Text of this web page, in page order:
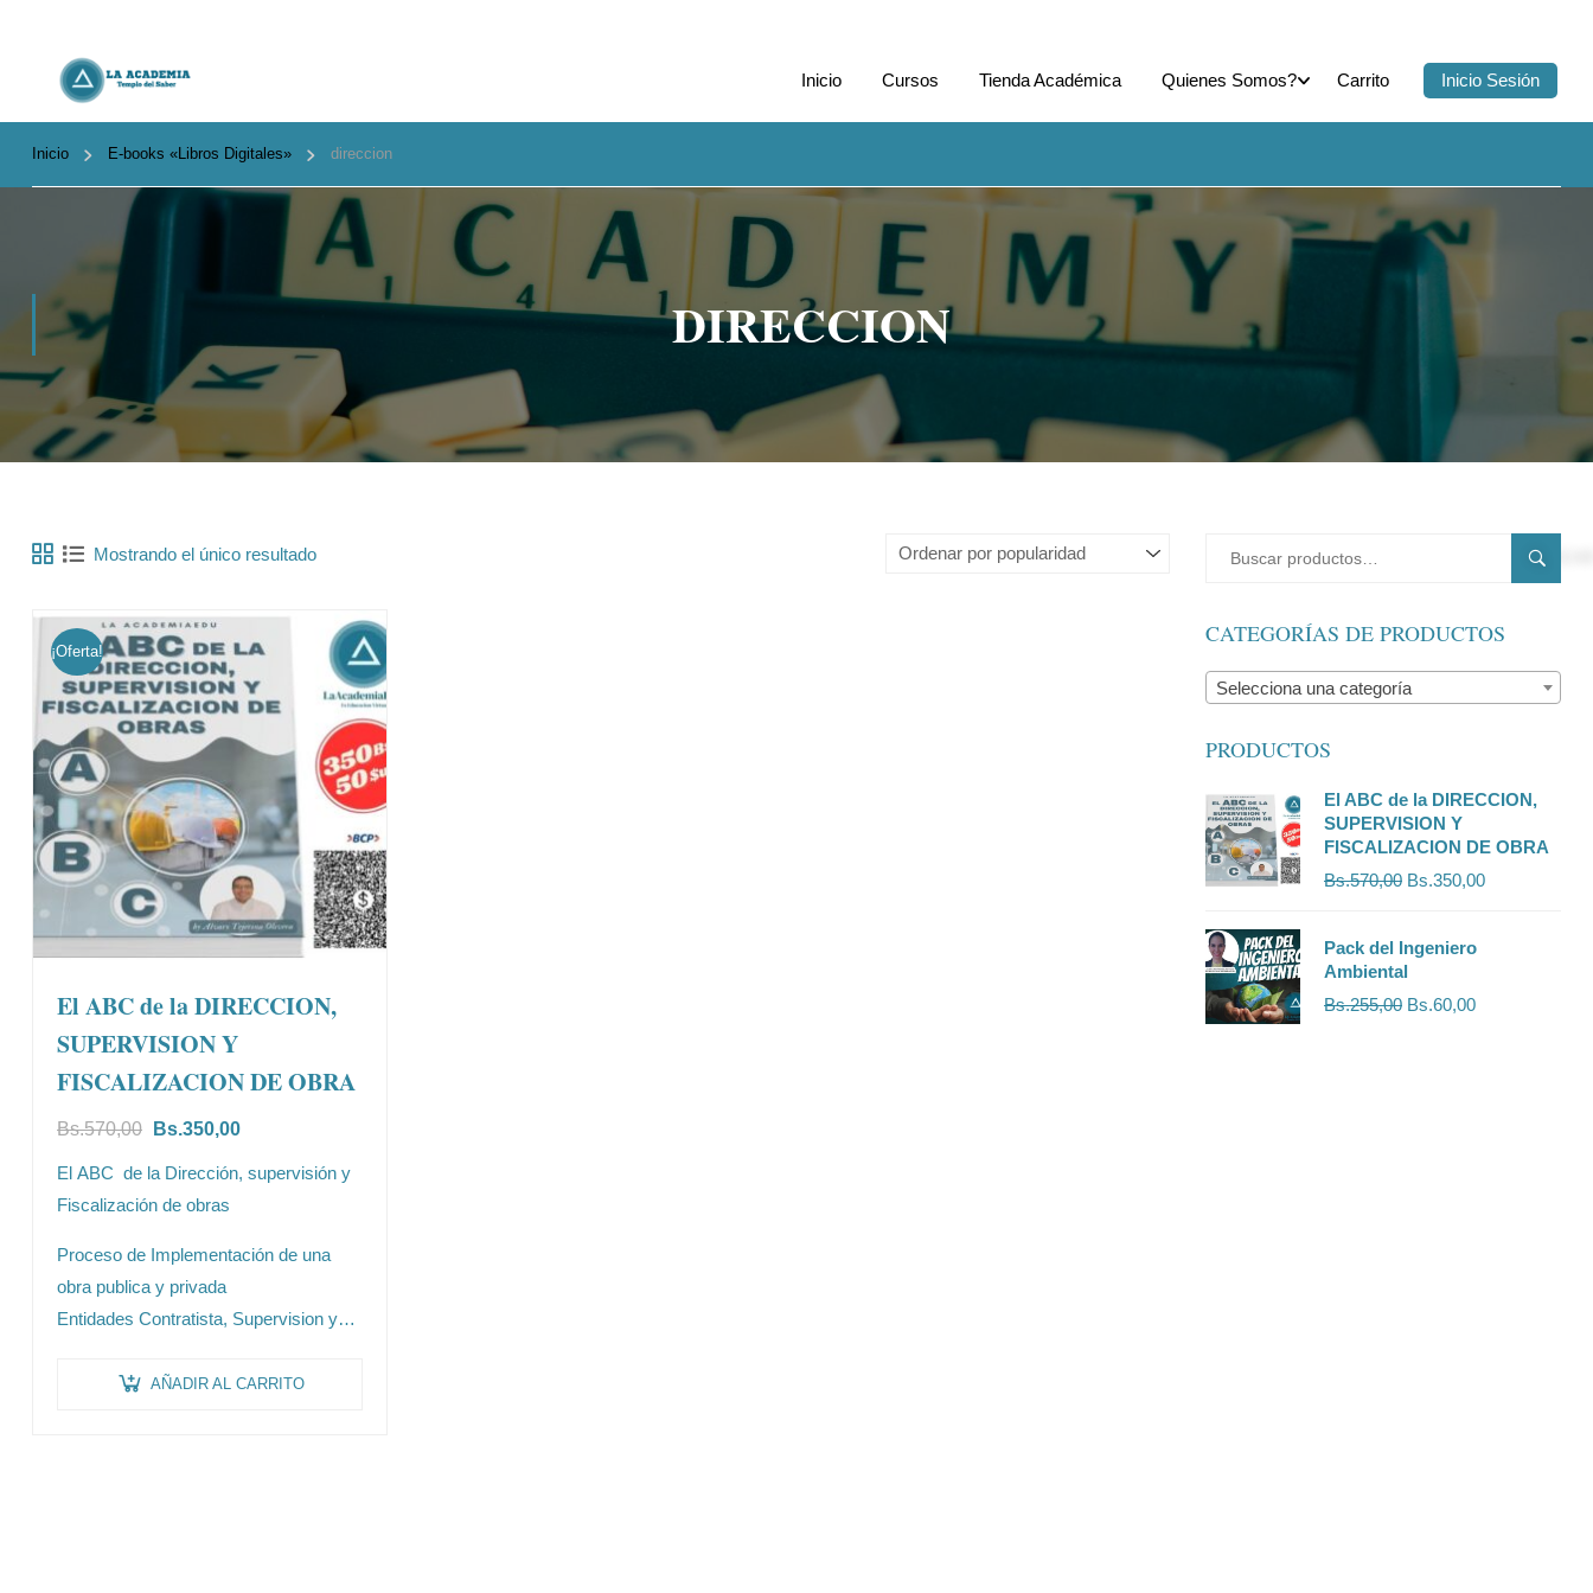
Inicio Cursos Tienda Académica Quienes Somos? Carrito Inicio Sesión
Inicio E-books «Libros Digitales» direccion
DIRECCION
Mostrando el único resultado
¡Oferta!
El ABC de la DIRECCION,
SUPERVISION Y
FISCALIZACION DE OBRA
Bs.570,00 Bs.350,00
El ABC de la Dirección, supervisión y
Fiscalización de obras
Proceso de Implementación de una
obra publica y privada
Entidades Contratista, Supervision y
Principios fundamentales de la
AÑADIR AL CARRITO
CATEGORÍAS DE PRODUCTOS
Selecciona una categoría
PRODUCTOS
El ABC de la DIRECCION,
SUPERVISION Y
FISCALIZACION DE OBRA
Bs.570,00 Bs.350,00
Pack del Ingeniero
Ambiental
Bs.255,00 Bs.60,00